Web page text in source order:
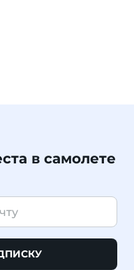
в самолете